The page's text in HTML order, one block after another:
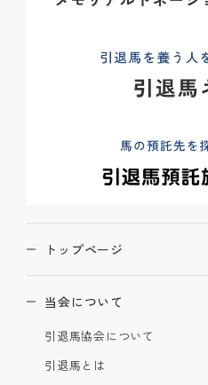
トップページ
当会について
引退馬協会について
引退馬とは